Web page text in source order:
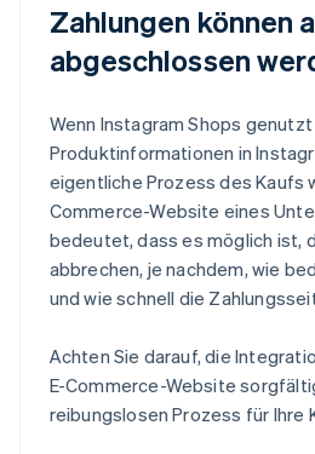
Zahlungen können
abgeschlossen
Wenn Instagram Shops
Produktinformationen in
eigentliche Prozess des Kaufs
Commerce-Website eines
bedeutet, dass es möglich ist,
abbrechen, je nachdem, wie
und wie schnell die
Achten Sie darauf, die
E-Commerce-Website
reibungslosen Prozess für